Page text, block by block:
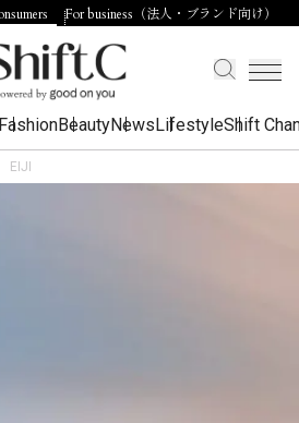
For business（法人・ブランド向け）
BeautyNewsLifestyleShift
EIJI